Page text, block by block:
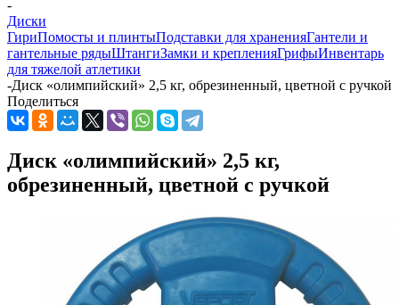
-
Диски
ГириПомосты и плинтыПодставки для храненияГантели и
гантельные рядыШтангиЗамки и крепленияГрифыИнвентарь
для тяжелой атлетики
-Диск «олимпийский» 2,5 кг, обрезиненный, цветной с ручкой
Поделиться
Диск «олимпийский» 2,5 кг,
обрезиненный, цветной с ручкой